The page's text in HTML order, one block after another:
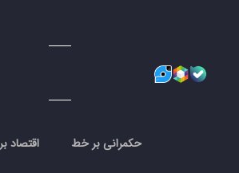
حکمرانی بر خط اقتصاد